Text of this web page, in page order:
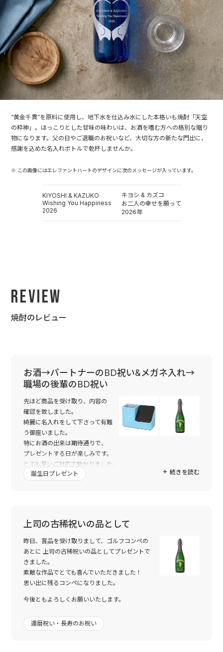
“黄金千貫”を原料に使用し、地下水を仕込み水にした本格いも焼酎「天空
の粋神」。ほっこりとした甘味の味わいは、お酒を嗜む方への格別な贈り
物になります。父の日やご退職のお祝いなど、大切な方の新たな門出に、
感謝を込めた名入れボトルで乾杯しませんか。
※ この画像にはエレファントハートのデザインに次のメッセージが入っています。
KIYOSHI & KAZUKO
Wishing You Happiness
2026
キヨシ & カズコ
お二人の幸せを願って
2026年
Review
焼酎のレビュー
お酒→パートナーのBD祝い&メガネ入れ→
職場の後輩のBD祝い
先ほど商品を受け取り、内容の
確認を致しました。
綺麗に名入れをして下さって有難
う御座いました。
特にお酒の出来は期待通りで、
プレゼントする日が楽しみです。
とても早いご対応で助かりました。
また、機会がありましたら宜しくお願いいたします。 続きを読む
誕生日プレゼント
上司の古稀祝いの品として
昨日、賞品を受け取りまして、ゴルフコンペの
あとに 上司の古稀祝いの品としてプレゼントで
きました。
素敵な作品でとても喜んでいただきました！
思い出に残るコンペになりました。
今後ともよろしくお願いいたします。
還暦祝い・長寿のお祝い